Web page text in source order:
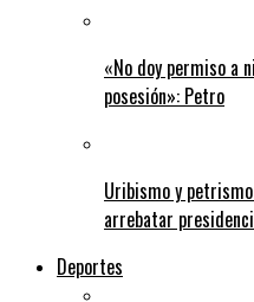
«No doy permiso a
posesión»: Petro
Uribismo y
arrebatar
Deportes